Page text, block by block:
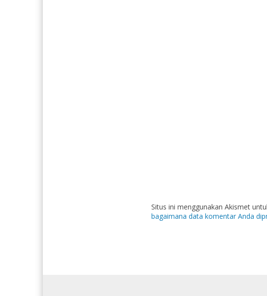
Situs ini menggunakan Akismet
bagaimana data komentar Anda